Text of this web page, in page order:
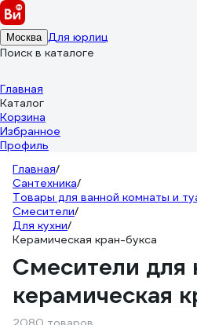
Москва Для юрлиц
Поиск в каталоге
Главная
Каталог
Корзина
Избранное
Профиль
Главная/
Сантехника/
Товары для ванной комнаты и
Смесители/
Для кухни/
Керамическая кран-букса
Смесители для
керамическая